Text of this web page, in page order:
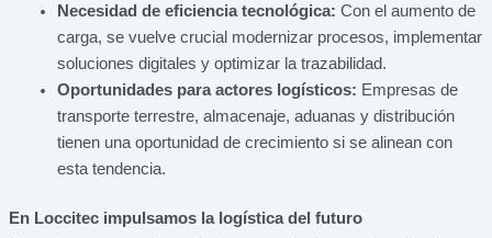
Necesidad de eficiencia tecnológica: Con el aumento de
carga, se vuelve crucial modernizar procesos, implementar
soluciones digitales y optimizar la trazabilidad.
Oportunidades para actores logísticos: Empresas de
transporte terrestre, almacenaje, aduanas y distribución
tienen una oportunidad de crecimiento si se alinean con
esta tendencia.
En Loccitec impulsamos la logística del futuro